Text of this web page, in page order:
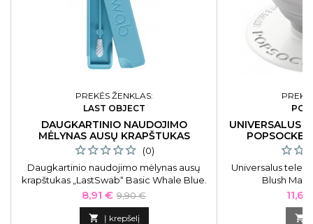
PREKĖS ŽENKLAS:
LAST OBJECT
DAUGKARTINIO NAUDOJIMO
MĖLYNAS AUSŲ KRAPŠTUKAS
LASTSWAB
(0)
Daugkartinio naudojimo mėlynas ausų
krapštukas „LastSwab“ Basic Whale Blue.
Patvarus daugkartinis ausų krapštukas,
kuris pakeis 1000
įprastinių ausų krapštukų naudojimą
Kaina
8,91 € Bazinė
kaina
9,90 €
 Į krepšelį
UNIVERSALUS
Universalus
Blush
